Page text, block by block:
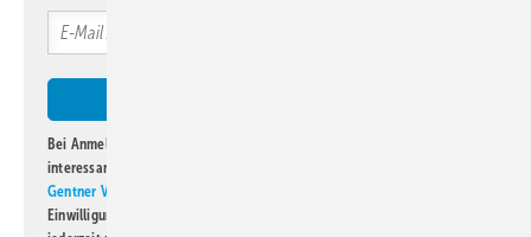
Bei Anmeldung zu diesem Newsletter bin ich damit einverstanden, über
interessante Verlags- und Online-Angebote
Gentner Verlag GmbH & Co. KG
Einwilligung kann ich jederzeit widerrufen und eine Abmeldung ist